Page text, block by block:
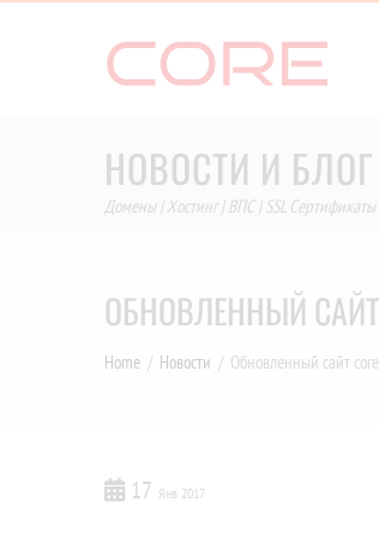
НОВОСТИ И БЛОГ
Домены | Хостинг | ВПС | SSL Сертификаты
ОБНОВЛЕННЫЙ САЙТ
Home Новости Обновленный сайт
17 Янв 2017